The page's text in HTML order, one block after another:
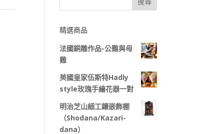
精選商品
法國銅雕作品-公雞與母
雞
英國皇家伍斯特Hadly
style玫瑰手繪花器一對
明治芝山細工鑲嵌飾棚
（Shodana/Kazari-
dana）